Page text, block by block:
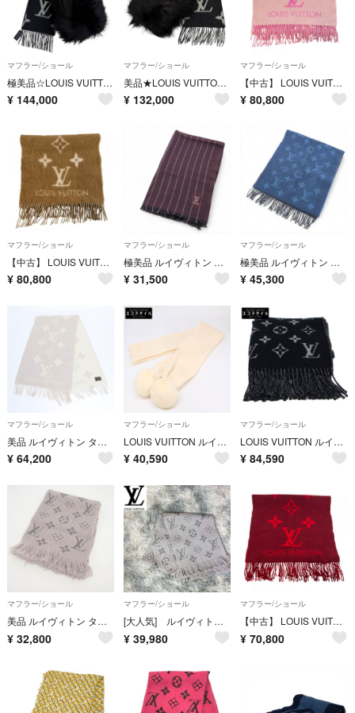
マフラー/ショール
極美品☆LOUIS VUITTON ルイヴィトン 2017年製 M70721 エシャルプ レイキャビック ファー カシミヤ100％ フォックスファー マフラー 正規
¥ 144,000
マフラー/ショール
美品★LOUIS VUITTON ルイヴィトン 2017年製 M70721 エシャルプ レイキャビック ファー カシミヤ100％ FOXファー付 マフラー 正規品
¥ 132,000
マフラー/ショール
【中古】 LOUIS VUITTON ルイ・ヴィトン M76066 エシャルプ レイキャビックストール マフラー モノグラム ピンクレディース26003735 SA
¥ 80,800
マフラー/ショール
【中古】 LOUIS VUITTON ルイ・ヴィトンM76067 エシャルプ レイキャビックマフラー モノグラム ベージュ レディース ※縮みがある※26003742 SA
¥ 80,800
マフラー/ショール
極美品 ルイヴィトン ストライプ LV エンブレム ロゴ マフラー メンズ レディース MMM DV51-4
¥ 31,500
マフラー/ショール
極美品 ルイヴィトン エシャルプ ピエ ドゥ プール シルク カシミヤ 混 M76247 マフラー レディース MMM DV50-7
¥ 45,300
マフラー/ショール
美品 ルイヴィトン タグ付 モノグラム マフラー レイキャビック カシミヤ 100％ ストール 大判 グレー レディース REE DT44-10
¥ 64,200
マフラー/ショール
LOUIS VUITTON ルイヴィトン 【美品】401910 ミンクファーポンポン カシミヤ
¥ 40,590
マフラー/ショール
LOUIS VUITTON ルイヴィトン 【新品同様】M73055 エシャルプ ポルカグラム ウール/カシミヤ
¥ 84,590
マフラー/ショール
美品 ルイヴィトン タグ付 モノグラム エシャルプ ロゴマニア マフラー シルク フリンジ グレー M74742 レディース MMM EC53-6
¥ 32,800
マフラー/ショール
[大人気] ルイヴィトン エシャルプ・ロゴマニア モノグラム ウール マフラー
¥ 39,980
マフラー/ショール
【中古】 LOUIS VUITTON ルイ・ヴィトン M75505 エシャルプ・レイキャビック マフラー モノグラム カシミア レッド レディース 26011208 SA
¥ 70,800